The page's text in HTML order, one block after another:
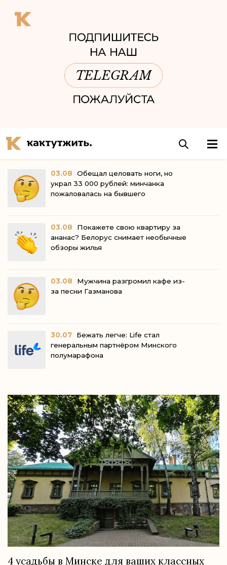
03.08
Обещал целовать ноги, но
украл 33 000 рублей: минчанка
пожаловалась на бывшего
03.08
Покажете свою квартиру за
ананас? Белорус снимает необычные
обзоры жилья
03.08
Мужчина разгромил кафе из-
за песни Газманова
30.07
Бежать легче: Life стал
генеральным партнёром Минского
полумарафона
4 усадьбы в Минске для ваших классных